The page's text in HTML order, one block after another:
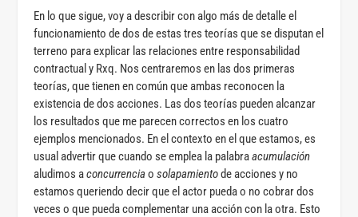
En lo que sigue, voy a describir con algo más de detalle el
funcionamiento de dos de estas tres teorías que se disputan el
terreno para explicar las relaciones entre responsabilidad
contractual y Rxq. Nos centraremos en las dos primeras
teorías, que tienen en común que ambas reconocen la
existencia de dos acciones. Las dos teorías pueden alcanzar
los resultados que me parecen correctos en los cuatro
ejemplos mencionados. En el contexto en el que estamos, es
usual advertir que cuando se emplea la palabraacumulación
aludimos aconcurrenciaosolapamientode acciones y no
estamos queriendo decir que el actor pueda o no cobrar dos
veces o que pueda complementar una acción con la otra. Esto